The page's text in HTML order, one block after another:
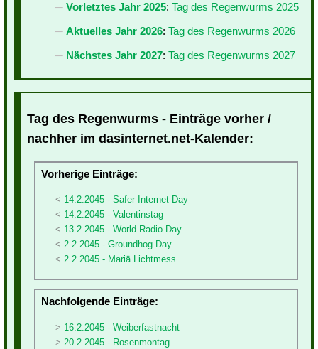
Vorletztes Jahr 2025: Tag des Regenwurms 2025
Aktuelles Jahr 2026: Tag des Regenwurms 2026
Nächstes Jahr 2027: Tag des Regenwurms 2027
Tag des Regenwurms - Einträge vorher /
nachher im dasinternet.net-Kalender:
Vorherige Einträge:
14.2.2045 - Safer Internet Day
14.2.2045 - Valentinstag
13.2.2045 - World Radio Day
2.2.2045 - Groundhog Day
2.2.2045 - Mariä Lichtmess
Nachfolgende Einträge:
16.2.2045 - Weiberfastnacht
20.2.2045 - Rosenmontag